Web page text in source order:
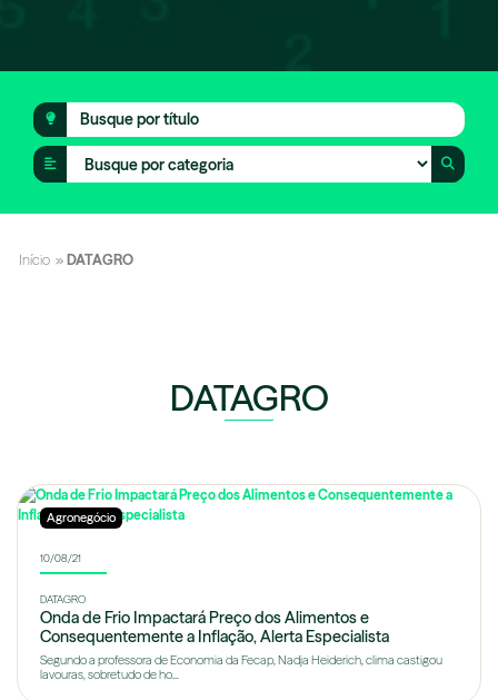
Início » DATAGRO
DATAGRO
Agronegócio
10/08/21
DATAGRO
Onda de Frio Impactará Preço dos Alimentos e
Consequentemente a Inflação, Alerta Especialista
Segundo a professora de Economia da Fecap, Nadja Heiderich, clima castigou
lavouras, sobretudo de ho...